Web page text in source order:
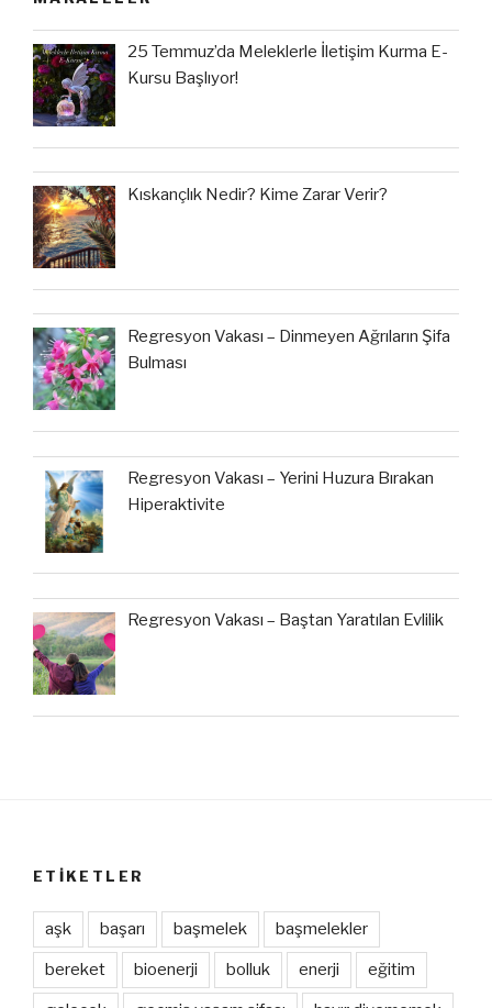
25 Temmuz’da Meleklerle İletişim Kurma E-
Kursu Başlıyor!
Kıskançlık Nedir? Kime Zarar Verir?
Regresyon Vakası – Dinmeyen Ağrıların Şifa
Bulması
Regresyon Vakası – Yerini Huzura Bırakan
Hiperaktivite
Regresyon Vakası – Baştan Yaratılan Evlilik
ETIKETLER
aşk başarı başmelek başmelekler
bereket bioenerji bolluk enerji eğitim